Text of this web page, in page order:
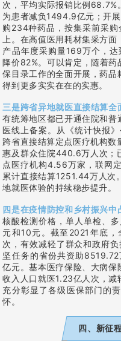
次，平均实际报销比例68.7%
为患者减负1494.9亿元；开
购234种药品，按集采前采
上。在高值医用耗材集采方
产品年度采购量169万个，
降价82%。可以肯定，随着
保目录工作的全面开展，药
得到更多实实在在的实惠。
三是跨省异地就医直接结算全
有统筹地区都已开通住院和
医线上备案。从《统计快报
跨省直接结算定点医疗机构
惠及群众住院440.6万人次；
点医疗机构4.56万家，联网
累计直接结算1251.44万人次
地就医体验的持续稳步提升。
四是在疫情防控和乡村振兴中
核酸检测价格，单人单检、
元和10元。截至2021年底
次，有效减轻了群众和政府
坚任务的省份共资助
亿元。基本医疗保险、大病
收入人口就医1.23亿人次，
充分彰显了各级医保部门的
怀。
四、新征